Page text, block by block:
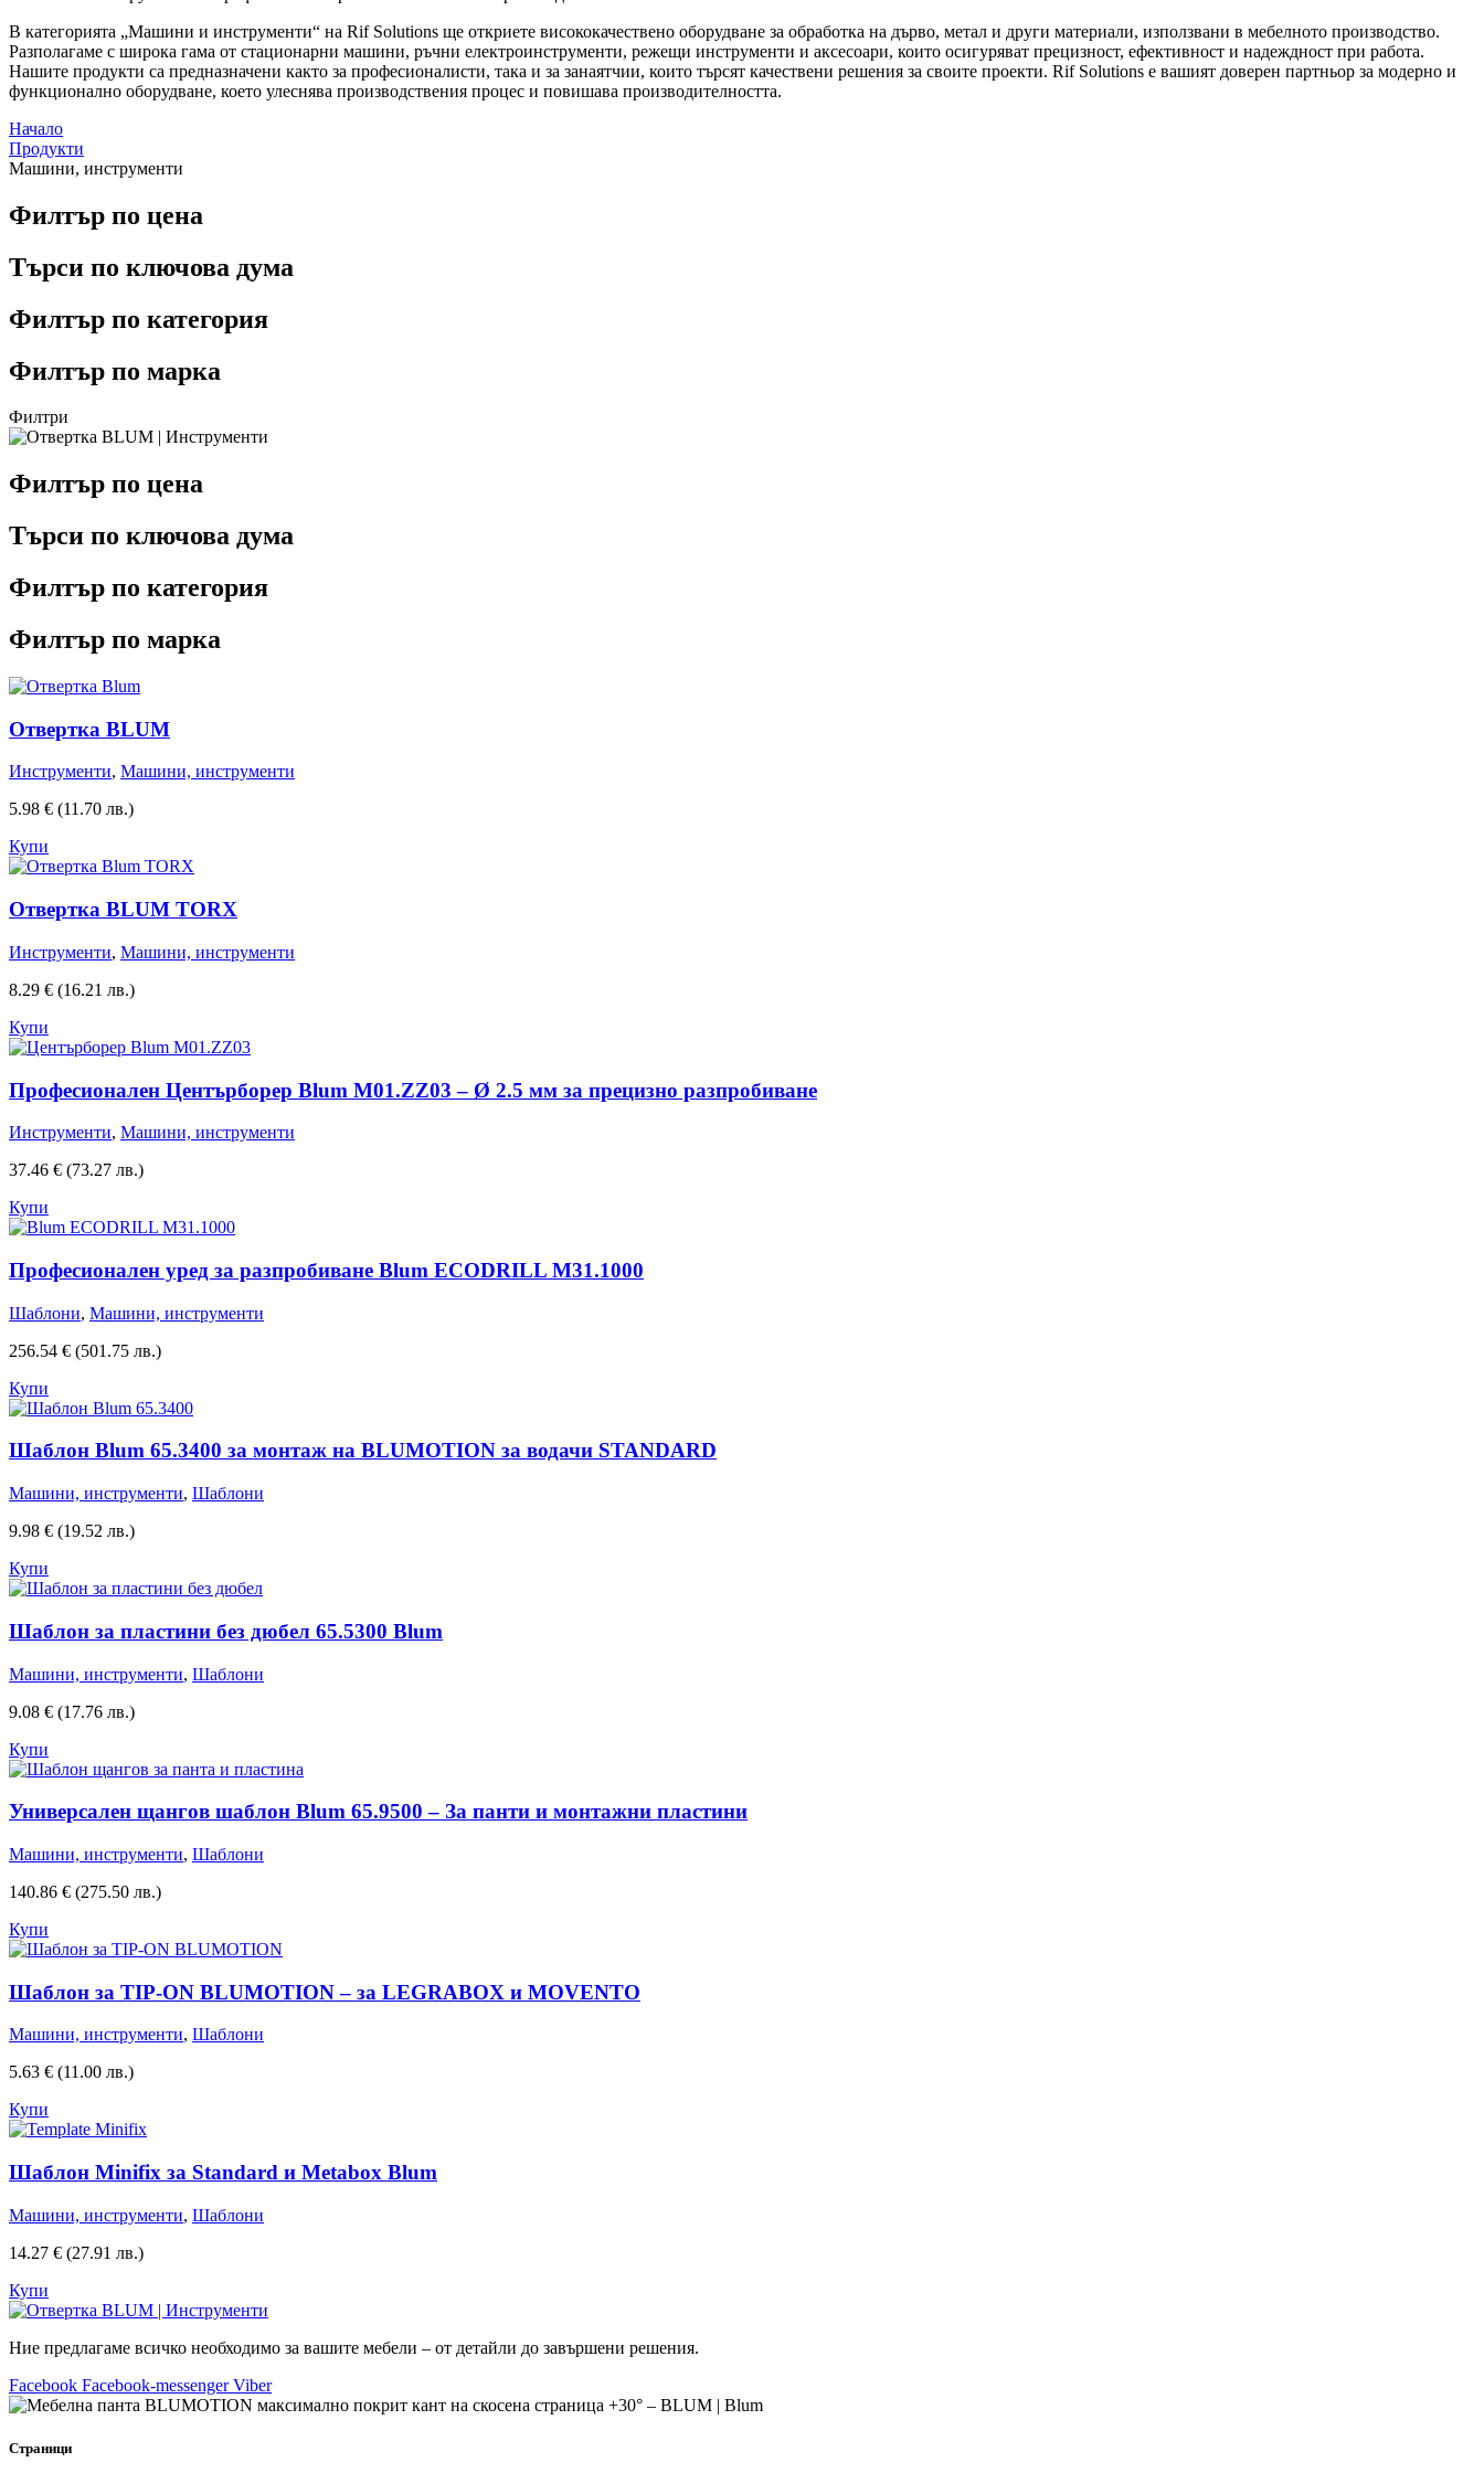
В категорията „Машини и инструменти“ на Rif Solutions ще откриете висококачествено оборудване за обработка на дърво, метал и други материали, използвани в мебелното производство.
Разполагаме с широка гама от стационарни машини, ръчни електроинструменти, режещи инструменти и аксесоари, които осигуряват прецизност, ефективност и надеждност при работа.
Нашите продукти са предназначени както за професионалисти, така и за занаятчии, които търсят качествени решения за своите проекти. Rif Solutions е вашият доверен партньор за модерно и
функционално оборудване, което улеснява производствения процес и повишава производителността.
Начало
Продукти
Машини, инструменти
Филтър по цена
Търси по ключова дума
Филтър по категория
Филтър по марка
Филтри
Филтър по цена
Търси по ключова дума
Филтър по категория
Филтър по марка
Отвертка BLUM
Инструменти, Машини, инструменти
5.98 € (11.70 лв.)
Купи
Отвертка BLUM TORX
Инструменти, Машини, инструменти
8.29 € (16.21 лв.)
Купи
Професионален Центърборер Blum М01.ZZ03 – Ø 2.5 мм за прецизно разпробиване
Инструменти, Машини, инструменти
37.46 € (73.27 лв.)
Купи
Професионален уред за разпробиване Blum ECODRILL M31.1000
Шаблони, Машини, инструменти
256.54 € (501.75 лв.)
Купи
Шаблон Blum 65.3400 за монтаж на BLUMOTION за водачи STANDARD
Машини, инструменти, Шаблони
9.98 € (19.52 лв.)
Купи
Шаблон за пластини без дюбел 65.5300 Blum
Машини, инструменти, Шаблони
9.08 € (17.76 лв.)
Купи
Универсален щангов шаблон Blum 65.9500 – За панти и монтажни пластини
Машини, инструменти, Шаблони
140.86 € (275.50 лв.)
Купи
Шаблон за TIP-ON BLUMOTION – за LEGRABOX и MOVENTO
Машини, инструменти, Шаблони
5.63 € (11.00 лв.)
Купи
Шаблон Minifix за Standard и Metabox Blum
Машини, инструменти, Шаблони
14.27 € (27.91 лв.)
Купи
Ние предлагаме всичко необходимо за вашите мебели – от детайли до завършени решения.
Facebook Facebook-messenger Viber
Страници